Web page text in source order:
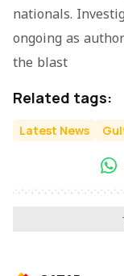
nationals.
ongoing as
the blast
Related tags:
Latest News